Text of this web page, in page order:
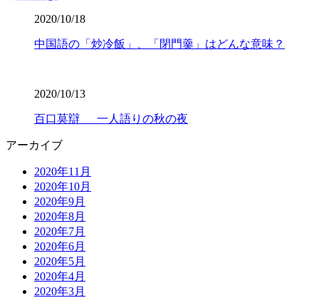
2020/10/18
中国語の「炒冷飯」、「閉門羹」はどんな意味？
2020/10/13
百口莫辯 一人語りの秋の夜
アーカイブ
2020年11月
2020年10月
2020年9月
2020年8月
2020年7月
2020年6月
2020年5月
2020年4月
2020年3月